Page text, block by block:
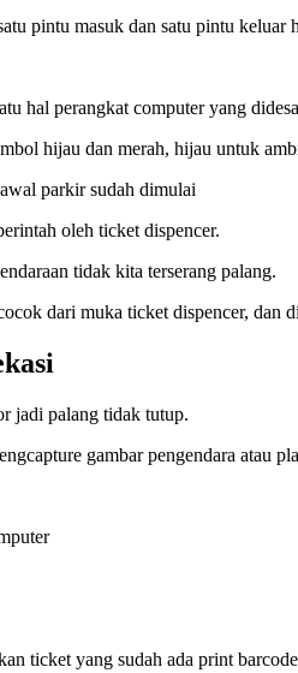
pintu masuk dan satu pintu keluar
hal perangkat computer yang
hijau dan merah, hijau untuk
parkir sudah dimulai
oleh ticket dispencer.
tidak kita terserang palang.
dari muka ticket dispencer, dan
jadi palang tidak tutup.
gambar pengendara atau
ticket yang sudah ada print